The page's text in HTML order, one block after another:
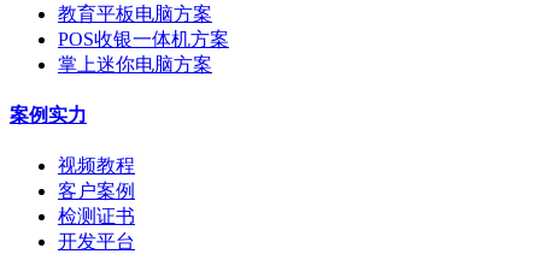
教育平板电脑方案
POS收银一体机方案
掌上迷你电脑方案
案例实力
视频教程
客户案例
检测证书
开发平台